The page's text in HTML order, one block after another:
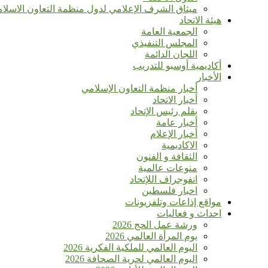
ميثاق الشرف الإعلامي لدول منظمة التعاون
هيئة الاتحاد
الجمعية العامة
المجلس التنفيذي
اللجان الدائمة
أكاديمية أوسبو للتدريب
الأخبار
أخبار منظمة التعاون الإسلامي
أخبار الاتحاد
بقلم رئيس الإتحاد
أخبار عامة
أخبار الإعلام
الاكاديمية
الثقافة و الفنون
منوعات عالمية
انفوجراف اللإتحاد
اخبار فلسطين
مواقع إذاعات وتلفزيونات
احداث و فعاليات
ورشة عمل الحج 2026
يوم المرأة العالمي 2026
اليوم العالمي للملكية الفكرية 2026
اليوم العالمي لحرية الصحافة 2026